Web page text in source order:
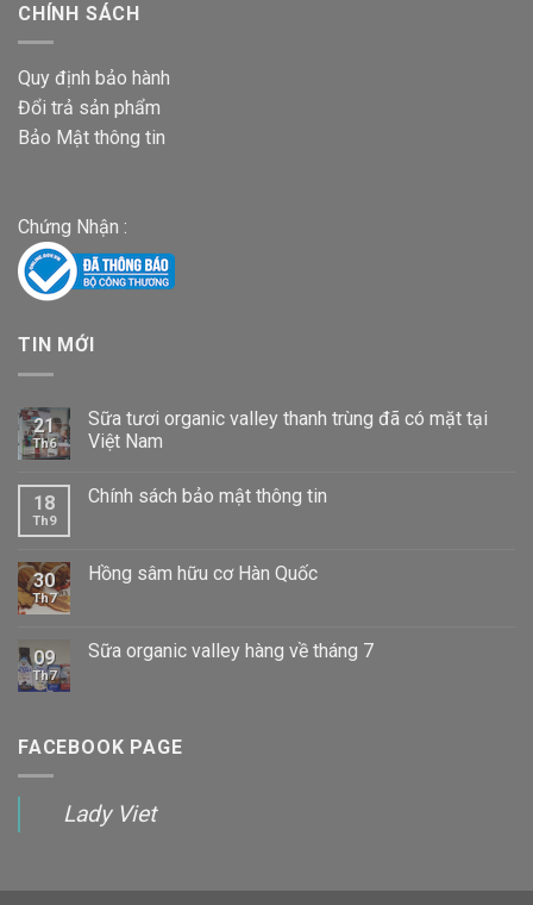
CHÍNH SÁCH
Quy định bảo hành
Đổi trả sản phẩm
Bảo Mật thông tin
Chứng Nhận :
TIN MỚI
21
Th6
Sữa tươi organic valley thanh trùng đã có mặt tại
Việt Nam
18
Th9
Chính sách bảo mật thông tin
30
Th7
Hồng sâm hữu cơ Hàn Quốc
09
Th7
Sữa organic valley hàng về tháng 7
FACEBOOK PAGE
Lady Viet